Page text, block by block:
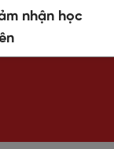
nhận học